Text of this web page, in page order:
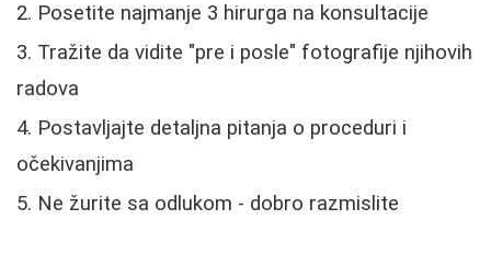
Posetite najmanje 3 hirurga na konsultacije
Tražite da vidite "pre i posle" fotografije njihovih
radova
Postavljajte detaljna pitanja o proceduri i
očekivanjima
Ne žurite sa odlukom - dobro razmislite